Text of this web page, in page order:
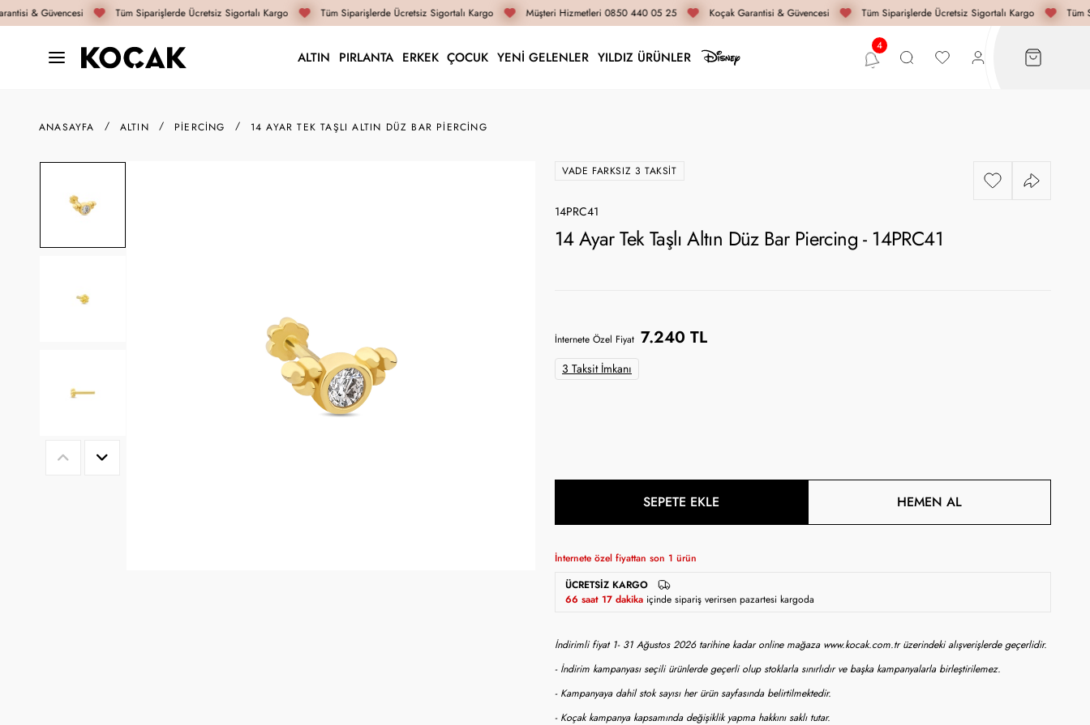
& Güvencesi Tüm Siparişlerde Ücretsiz Sigortalı Kargo Tüm Siparişlerde Ücretsiz Sigortalı Kargo Müşteri Hizmetleri 0850 440 05 25 Koçak Garantisi & Güvencesi Tüm Siparişlerde Ücretsiz Sigortalı Kargo Tüm
ALTIN PIRLANTA ERKEK ÇOCUK YENİ GELENLER YILDIZ ÜRÜNLER
ANASAYFA ALTIN PIERCING 14 AYAR TEK TAŞLI ALTIN DÜZ BAR PIERCING
VADE FARKSIZ 3 TAKSIT
14PRC41
14 Ayar Tek Taşlı Altın Düz Bar Piercing - 14PRC41
İnternete Özel Fiyat 7.240 TL
3 Taksit İmkanı
SEPETE EKLE HEMEN AL
İnternete özel fiyattan son 1 ürün
ÜCRETSIZ KARGO
66 saat 17 dakika içinde sipariş verirsen pazartesi kargoda
İndirimli fiyat 1- 31 Ağustos 2026 tarihine kadar online mağaza www.kocak.com.tr üzerindeki alışverişlerde geçerlidir.
- İndirim kampanyası seçili ürünlerde geçerli olup stoklarla sınırlıdır ve başka kampanyalarla birleştirilemez.
- Kampanyaya dahil stok sayısı her ürün sayfasında belirtilmektedir.
- Koçak kampanya kapsamında değişiklik yapma hakkını saklı tutar.